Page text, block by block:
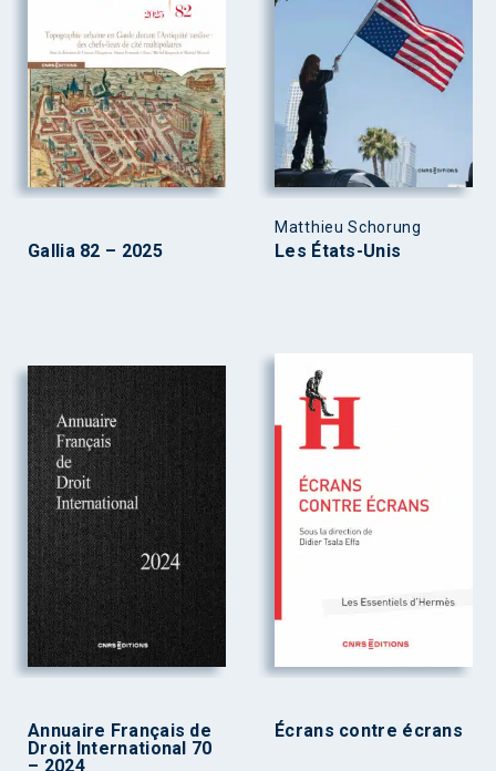
Gallia 82 – 2025
Matthieu Schorung
Les États-Unis
Annuaire Français de
Droit International 70
– 2024
Écrans contre écrans